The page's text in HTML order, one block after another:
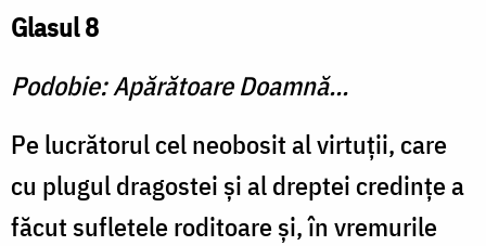
Glasul 8
Podobie: Apărătoare Doamnă...
Pe lucrătorul cel neobosit al virtuții, care
cu plugul dragostei și al dreptei credințe a
făcut sufletele roditoare și, în vremurile